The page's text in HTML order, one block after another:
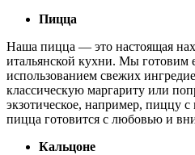
Пицца
Наша пицца — это настоящая
итальянской кухни. Мы готовим
использованием свежих
классическую маргариту или
экзотическое, например, пиццу
пицца готовится с любовью и
Кальцоне